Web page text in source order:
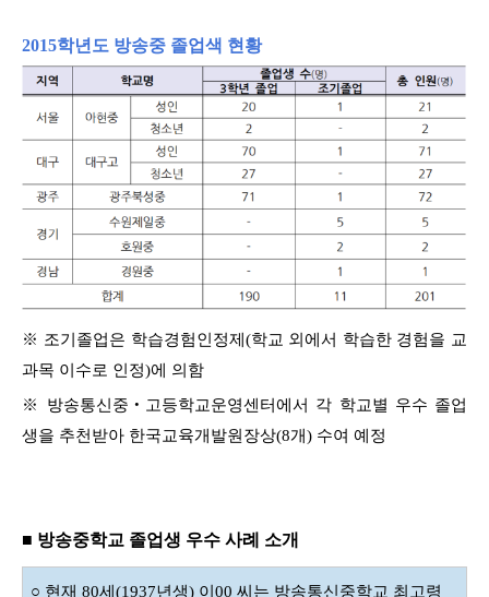
2015학년도 방송중 졸업색 현황
※ 조기졸업은 학습경험인정제(학교 외에서 학습한 경험을 교
과목 이수로 인정)에 의함
※ 방송통신중‧고등학교운영센터에서 각 학교별 우수 졸업
생을 추천받아 한국교육개발원장상(8개) 수여 예정
■ 방송중학교 졸업생 우수 사례 소개
○ 현재 80세(1937년생) 이00 씨는 방송통신중학교 최고령